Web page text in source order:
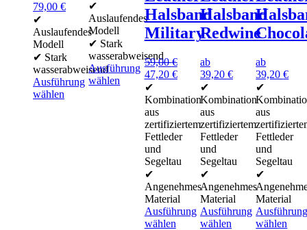
Ursprünglicher
Preis
war:
99,00 €
79,00 €Aktueller
ist:
79,00 €.
✔
Auslaufendes
Modell
✔ Stark
wasserabweisend
Ausführung
wählen
✔
Auslaufendes
Modell
✔ Stark
wasserabweisend
Ausführung
wählen
Halsband
Military
59,00€
Ursprünglicher
Preis
war:
59,00 €
47,20 €Aktueller
ist:
47,20 €.
✔
Kombination
aus
zertifiziertem
Fettleder
und
Segeltau
✔
Angenehmes
Material
Ausführung
wählen
Halsband
Redwine
ab
39,20 €
✔
Kombination
aus
zertifiziertem
Fettleder
und
Segeltau
✔
Angenehmes
Material
Ausführung
wählen
ab
39,20€
✔
aus
Fettleder
und
Segeltau
✔
Material
wählen